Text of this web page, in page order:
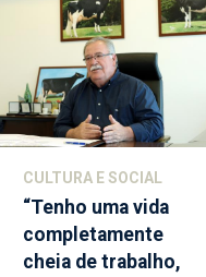
CULTURA E SOCIAL
“Tenho uma vida
completamente
cheia de trabalho,